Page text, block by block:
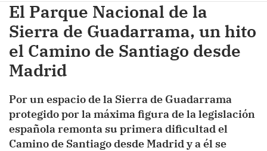
El Parque Nacional de la
Sierra de Guadarrama, un hito
el Camino de Santiago desde
Madrid
Por un espacio de la Sierra de Guadarrama
protegido por la máxima figura de la legislación
española remonta su primera dificultad el
Camino de Santiago desde Madrid y a él se